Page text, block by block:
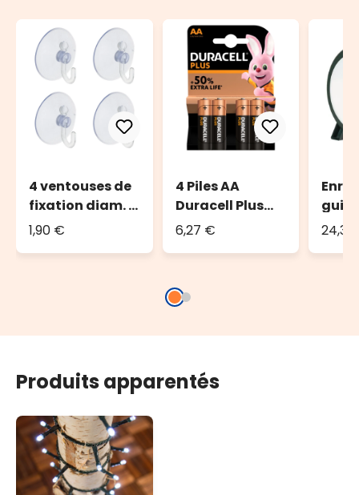
4 ventouses de
fixation diam. 4
cm
1,90 €
4 Piles AA
Duracell Plus
Power
6,27 €
Produits apparentés